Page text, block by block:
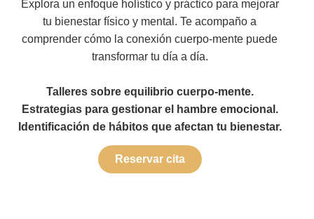
Explora un enfoque holístico y práctico para mejorar
tu bienestar físico y mental. Te acompaño a
comprender cómo la conexión cuerpo-mente puede
transformar tu día a día.
Talleres sobre equilibrio cuerpo-mente.
Estrategias para gestionar el hambre emocional.
Identificación de hábitos que afectan tu bienestar.
Reservar cita